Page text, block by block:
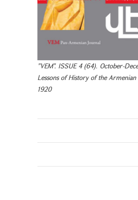
"VEM". ISSUE 4 (64). October-
Lessons of History of the
1920